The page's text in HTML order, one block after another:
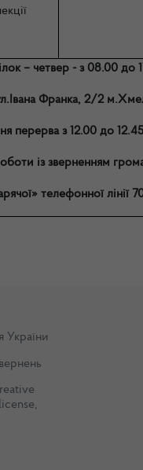
– четвер - з 08.00 до
Франка, 2/2
перерва з 12.00 до 12.45
із зверненням
телефонної лінії
України
,